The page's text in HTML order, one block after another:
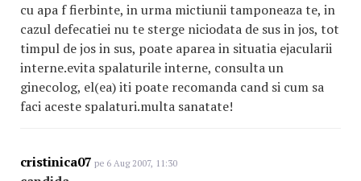
cu apa f fierbinte, in urma mictiunii tamponeaza te, in
cazul defecatiei nu te sterge niciodata de sus in jos, tot
timpul de jos in sus, poate aparea in situatia ejacularii
interne.evita spalaturile interne, consulta un
ginecolog, el(ea) iti poate recomanda cand si cum sa
faci aceste spalaturi.multa sanatate!
cristinica07 pe 6 Aug 2007, 11:30